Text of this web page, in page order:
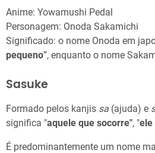
Anime: Yowamushi Pedal
Personagem: Onoda Sakamichi
Significado: o nome Onoda em
pequeno”, enquanto o nome
Sasuke
Formado pelos kanjis sa (ajuda) e
significa "aquele que socorre", "ele
É predominantemente um nome